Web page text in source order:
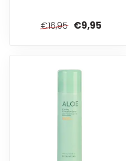
€16,95 €9,95